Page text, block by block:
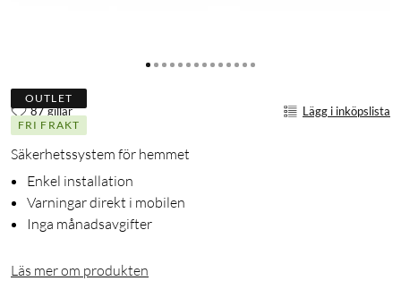
OUTLET
FRI FRAKT
87 gillar Lägg i inköpslista
Säkerhetssystem för hemmet
Enkel installation
Varningar direkt i mobilen
Inga månadsavgifter
Läs mer om produkten